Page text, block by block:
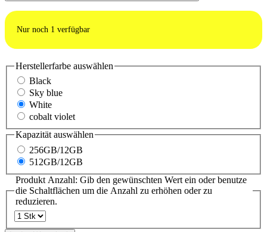
Nur noch 1 verfügbar
Herstellerfarbe auswählen
Black
Sky blue
White
cobalt violet
Kapazitätauswählen
256GB/12GB
512GB/12GB
Produkt Anzahl: Gib den gewünschten Wert ein oder benutze
die Schaltflächen um die Anzahl zu erhöhen oder zu
reduzieren.